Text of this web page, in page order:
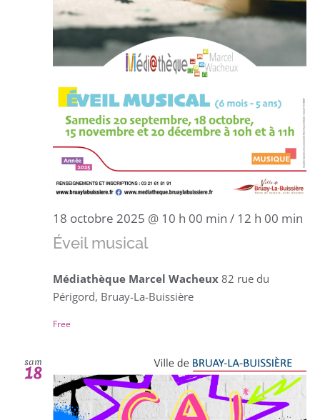
18 octobre 2025 @ 10 h 00 min / 12 h 00 min
Éveil musical
Médiathèque Marcel Wacheux 82 rue du
Périgord, Bruay-La-Buissière
Free
sam
18